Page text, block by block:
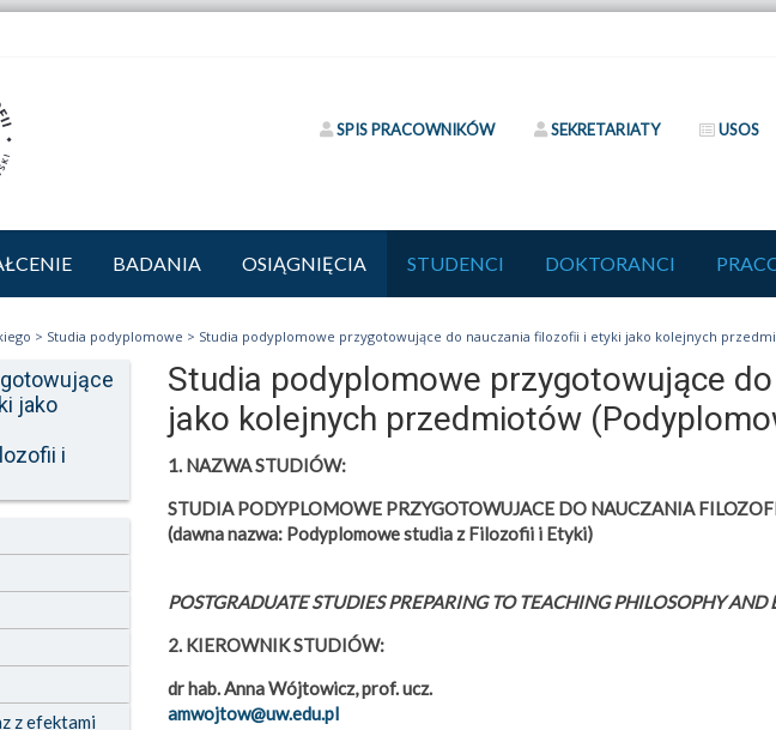
SPIS PRACOWNIKÓW SEKRETARIATY USOS
BADANIA OSIĄGNIĘCIA STUDENCI DOKTORANCI
> Studia podyplomowe > Studia podyplomowe przygotowujące do nauczania filozofii i etyki jako kolejnych
Studia podyplomowe przygotowujące
jako kolejnych przedmiotów
1. NAZWA STUDIÓW:
STUDIA PODYPLOMOWE PRZYGOTOWUJACE DO NAUCZANIA
(dawna nazwa: Podyplomowe studia z Filozofii i Etyki)
POSTGRADUATE STUDIES PREPARING TO TEACHING PHILOSOPHY AND
2. KIEROWNIK STUDIÓW:
dr hab. Anna Wójtowicz, prof. ucz.
amwojtow@uw.edu.pl
jako
i
z efektami